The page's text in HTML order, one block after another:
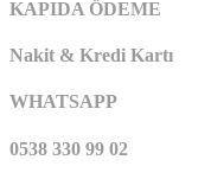
KAPIDA ÖDEME
Nakit & Kredi Kartı
WHATSAPP
0538 330 99 02